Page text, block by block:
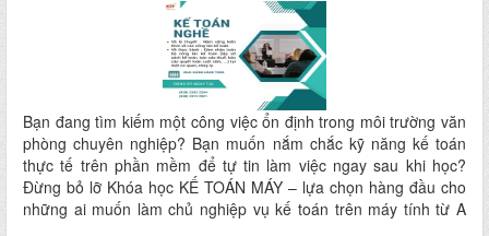
Bạn đang tìm kiếm một công việc ổn định trong môi trường văn
phòng chuyên nghiệp? Bạn muốn nắm chắc kỹ năng kế toán
thực tế trên phần mềm để tự tin làm việc ngay sau khi học?
Đừng bỏ lỡ Khóa học KẾ TOÁN MÁY – lựa chọn hàng đầu cho
những ai muốn làm chủ nghiệp vụ kế toán trên máy tính từ A